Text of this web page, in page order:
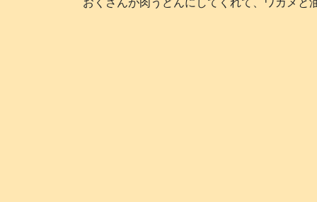
おくさんが肉うどんにしてくれて、ワカメと